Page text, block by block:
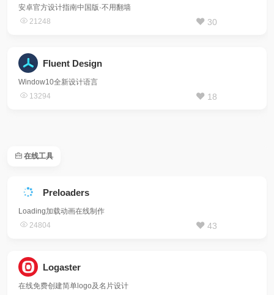
安卓官方设计指南中国版·不用翻墙
21248
30
Fluent Design
Window10全新设计语言
13294
18
在线工具
Preloaders
Loading加载动画在线制作
24804
43
Logaster
在线免费创建简单logo及名片设计